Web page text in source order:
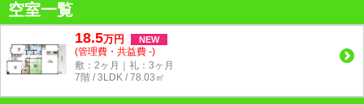
空室一覧
18.5万円 NEW
(管理費・共益費 -)
敷：2ヶ月｜礼：3ヶ月
7階 / 3LDK / 78.03㎡